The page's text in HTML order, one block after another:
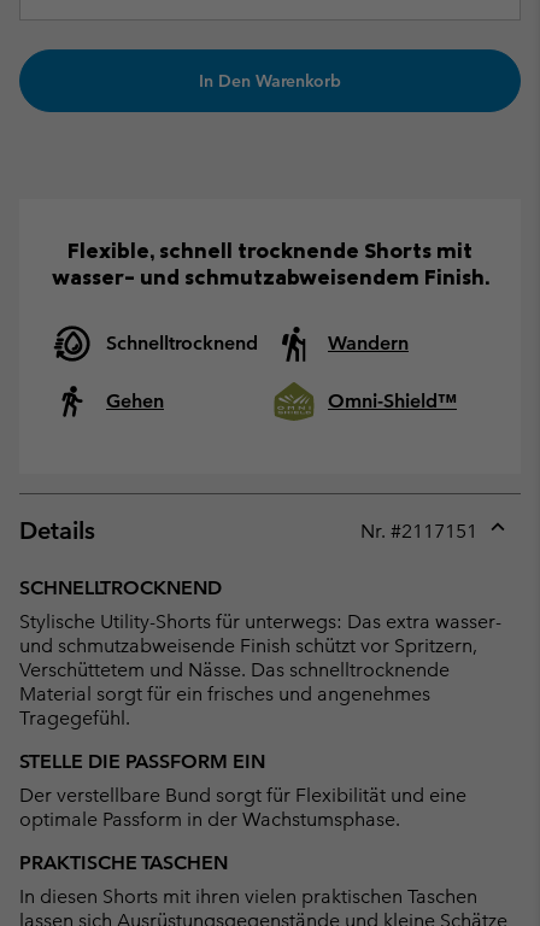
In Den Warenkorb
Flexible, schnell trocknende Shorts mit
wasser- und schmutzabweisendem Finish.
Schnelltrocknend Wandern
Gehen Omni-Shield™
Details Nr. #2117151
SCHNELLTROCKNEND
Stylische Utility-Shorts für unterwegs: Das extra wasser-
und schmutzabweisende Finish schützt vor Spritzern,
Verschüttetem und Nässe. Das schnelltrocknende
Material sorgt für ein frisches und angenehmes
Tragegefühl.
STELLE DIE PASSFORM EIN
Der verstellbare Bund sorgt für Flexibilität und eine
optimale Passform in der Wachstumsphase.
PRAKTISCHE TASCHEN
In diesen Shorts mit ihren vielen praktischen Taschen
lassen sich Ausrüstungsgegenstände und kleine Schätze